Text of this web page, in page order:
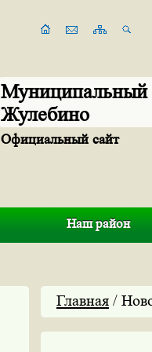
Муниципальный
Жулебино
Официальный сайт
Наш район
Главная /